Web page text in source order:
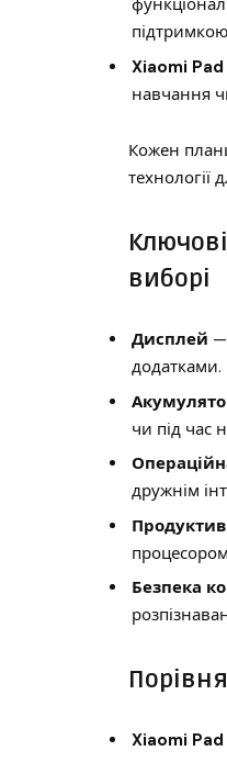
Xiaomi Pad
навчання
Кожен
технології
виборі
Дисплей —
додатками.
чи під час
дружнім
Безпека
Xiaomi Pad